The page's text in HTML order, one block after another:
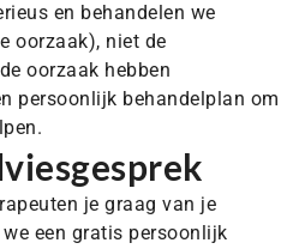
en behandelen we
oorzaak), niet de
oorzaak hebben
persoonlijk behandelplan om
je graag van je
een gratis persoonlijk